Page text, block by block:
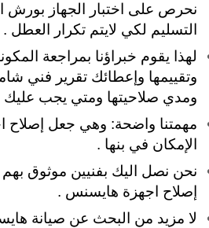
نحرص على اختبار الجهاز بورش
التسليم لكي لايتم تكرار العطل .
لهذا يقوم خبراؤنا بمراجعة
وتقييمها وإعطائك تقرير فني
ومدي صلاحيتها ومتي يجب عليك
مهمتنا واضحة: وهي جعل إصلاح
الإمكان في بنها .
نحن نصل اليك بفنيين موثوق
إصلاح اجهزة هايسنس .
لا مزيد من البحث عن صيانة